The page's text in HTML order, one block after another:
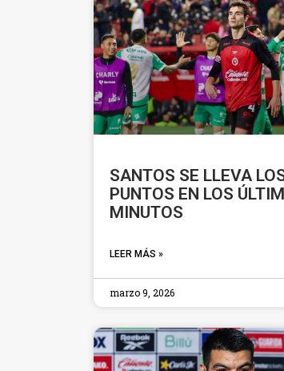
SANTOS SE LLEVA
PUNTOS EN LOS
MINUTOS
LEER MÁS »
marzo 9, 2026